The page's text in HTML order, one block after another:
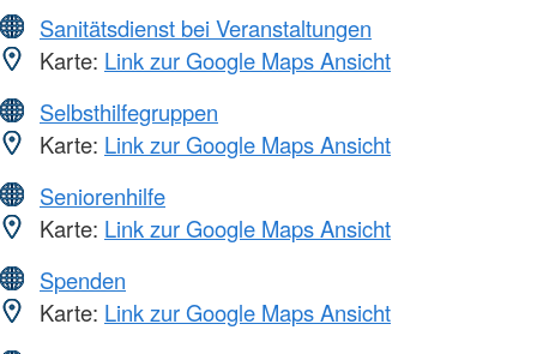
Sanitätsdienst bei Veranstaltungen
Karte: Link zur Google Maps Ansicht
Selbsthilfegruppen
Karte: Link zur Google Maps Ansicht
Seniorenhilfe
Karte: Link zur Google Maps Ansicht
Spenden
Karte: Link zur Google Maps Ansicht